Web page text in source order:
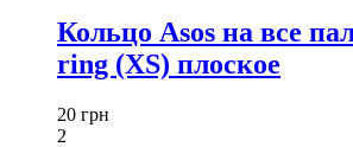
Кольцо Asos на все
ring (XS) плоское
20 грн
2